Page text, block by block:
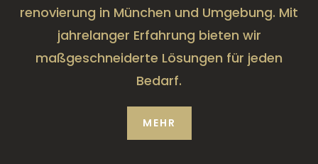
renovierung in München und Umgebung. Mit
jahrelanger Erfahrung bieten wir
maßgeschneiderte Lösungen für jeden
Bedarf.
MEHR